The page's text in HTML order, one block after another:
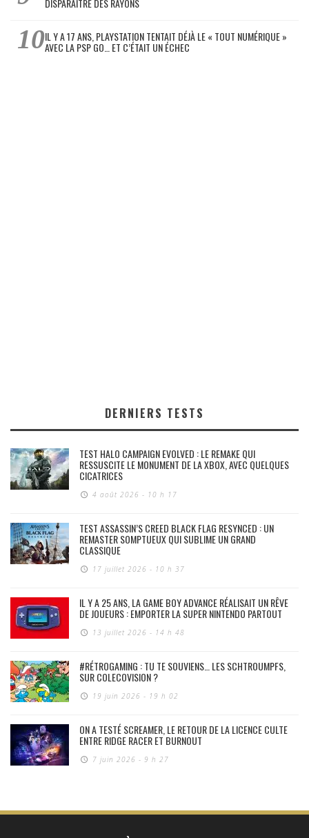
IL Y A 17 ANS, PLAYSTATION TENTAIT DÉJÀ LE « TOUT NUMÉRIQUE »
AVEC LA PSP GO… ET C’ÉTAIT UN ÉCHEC
DERNIERS TESTS
TEST HALO CAMPAIGN EVOLVED : LE REMAKE QUI
RESSUSCITE LE MONUMENT DE LA XBOX, AVEC QUELQUES
CICATRICES
4 août 2026 - 10 h 17
TEST ASSASSIN’S CREED BLACK FLAG RESYNCED : UN
REMASTER SOMPTUEUX QUI SUBLIME UN GRAND
CLASSIQUE
17 juillet 2026 - 10 h 37
IL Y A 25 ANS, LA GAME BOY ADVANCE RÉALISAIT UN RÊVE
DE JOUEURS : EMPORTER LA SUPER NINTENDO PARTOUT
13 juillet 2026 - 14 h 48
#RÉTROGAMING : TU TE SOUVIENS… LES SCHTROUMPFS,
SUR COLECOVISION ?
19 juin 2026 - 19 h 02
ON A TESTÉ SCREAMER, LE RETOUR DE LA LICENCE CULTE
ENTRE RIDGE RACER ET BURNOUT
7 juin 2026 - 9 h 27